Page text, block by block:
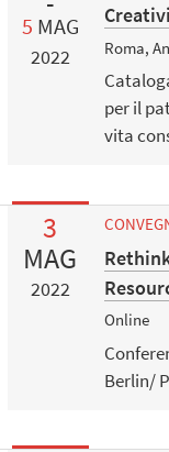
5 MAG
2022 Roma,
per il
vita
3
MAG
2022
Online
Berlin/